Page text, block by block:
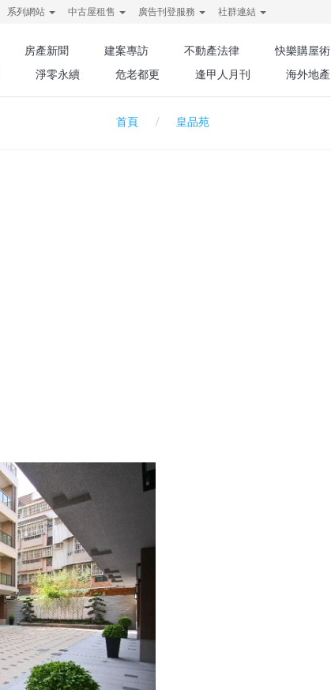
系列網站 中古屋租售 廣告刊登服務 社群連結
房產新聞 建案專訪 不動產法律 快樂購屋術
淨零永續 危老都更 逢甲人月刊 海外地產
首頁 皇品苑